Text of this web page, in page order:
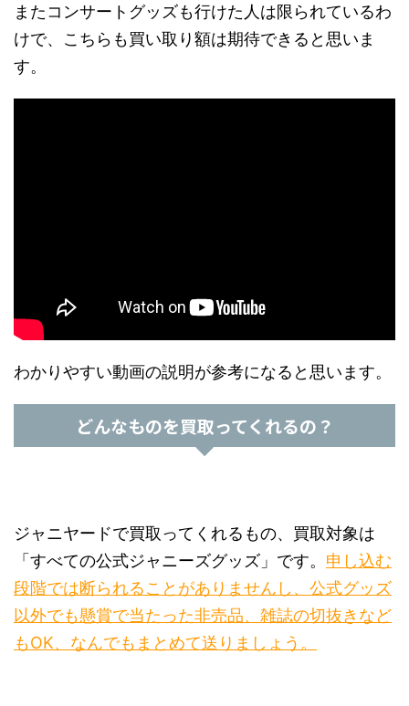
またコンサートグッズも行けた人は限られているわ
けで、こちらも買い取り額は期待できると思いま
す。
わかりやすい動画の説明が参考になると思います。
どんなものを買取ってくれるの？
ジャニヤードで買取ってくれるもの、買取対象は
「すべての公式ジャニーズグッズ」です。 申し込む
段階では断られることがありませんし、公式グッズ
以外でも懸賞で当たった非売品、雑誌の切抜きなど
もOK、なんでもまとめて送りましょう。